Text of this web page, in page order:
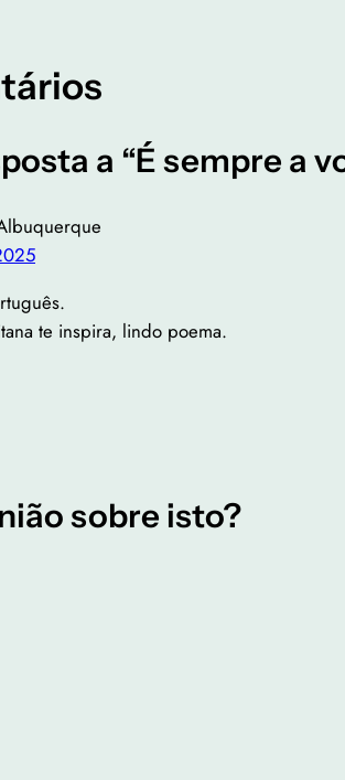
a “É sempre a
te inspira, lindo poema.
sobre isto?